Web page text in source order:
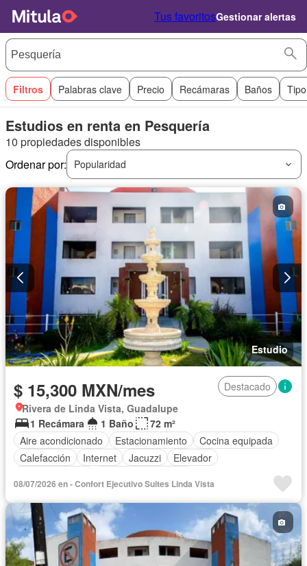
Tus favoritosGestionar alertas
Filtros Palabras clave Precio Recámaras Baños
Estudios en renta en Pesquería
10 propiedades disponibles
Ordenar por:
Popularidad
Estudio
$ 15,300 MXN/mes
Destacado
Rivera de Linda Vista, Guadalupe
1 Recámara
1 Baño
72 m²
Aire acondicionado
Estacionamiento
Cocina equipada
Calefacción
Internet Jacuzzi
Elevador
Completamente amueblado
08/07/2026 en - Confort Ejecutivo Suites Linda Vista